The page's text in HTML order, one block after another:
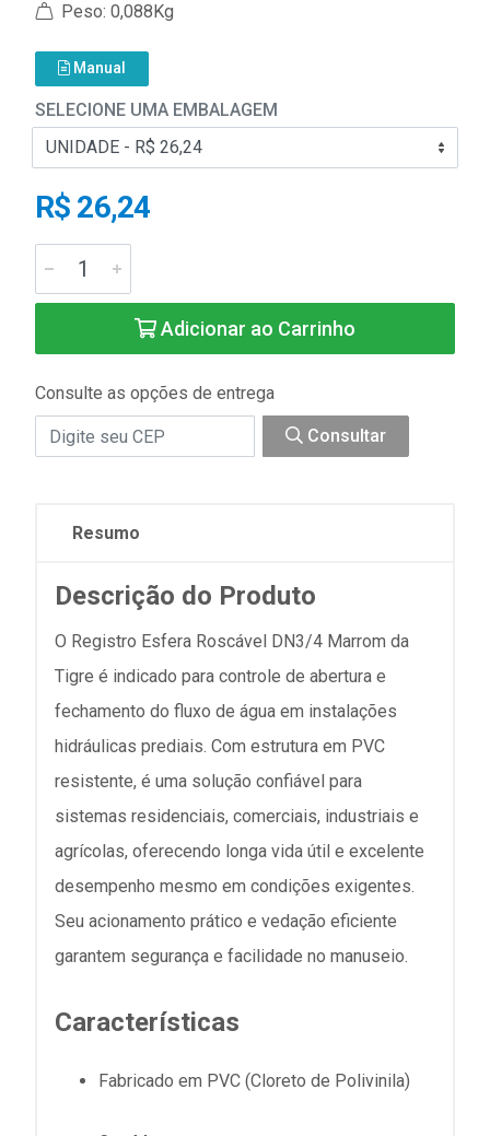
Peso: 0,088Kg
Manual
SELECIONE UMA EMBALAGEM
R$ 26,24
Adicionar ao Carrinho
Consulte as opções de entrega
Consultar
Resumo
Descrição do Produto
O Registro Esfera Roscável DN3/4 Marrom da
Tigre é indicado para controle de abertura e
fechamento do fluxo de água em instalações
hidráulicas prediais. Com estrutura em PVC
resistente, é uma solução confiável para
sistemas residenciais, comerciais, industriais e
agrícolas, oferecendo longa vida útil e excelente
desempenho mesmo em condições exigentes.
Seu acionamento prático e vedação eficiente
garantem segurança e facilidade no manuseio.
Características
Fabricado em PVC (Cloreto de Polivinila)